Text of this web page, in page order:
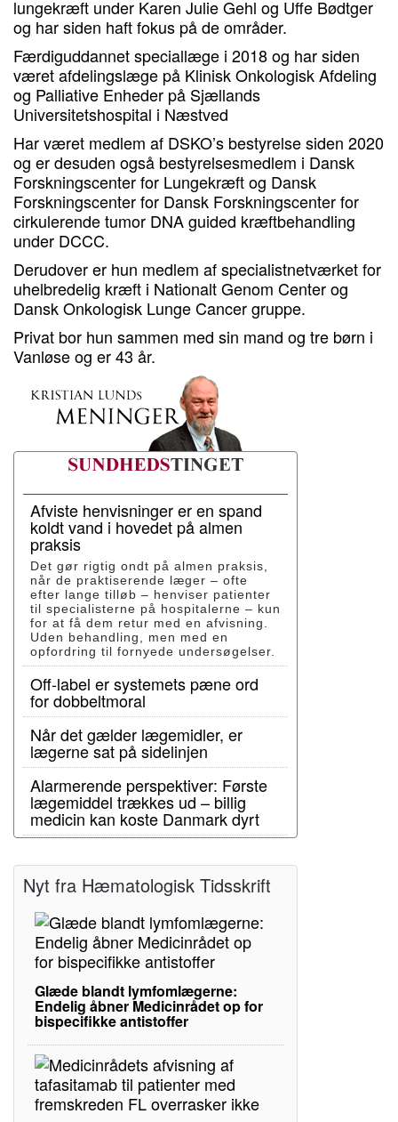
lungekræft under Karen Julie Gehl og Uffe Bødtger
og har siden haft fokus på de områder.
Færdiguddannet speciallæge i 2018 og har siden
været afdelingslæge på Klinisk Onkologisk Afdeling
og Palliative Enheder på Sjællands
Universitetshospital i Næstved
Har været medlem af DSKO’s bestyrelse siden 2020
og er desuden også bestyrelsesmedlem i Dansk
Forskningscenter for Lungekræft og Dansk
Forskningscenter for Dansk Forskningscenter for
cirkulerende tumor DNA guided kræftbehandling
under DCCC.
Derudover er hun medlem af specialistnetværket for
uhelbredelig kræft i Nationalt Genom Center og
Dansk Onkologisk Lunge Cancer gruppe.
Privat bor hun sammen med sin mand og tre børn i
Vanløse og er 43 år.
Afviste henvisninger er en spand
koldt vand i hovedet på almen
praksis
Det gør rigtig ondt på almen praksis,
når de praktiserende læger – ofte
efter lange tilløb – henviser patienter
til specialisterne på hospitalerne – kun
for at få dem retur med en afvisning.
Uden behandling, men med en
opfordring til fornyede undersøgelser.
Off-label er systemets pæne ord
for dobbeltmoral
Når det gælder lægemidler, er
lægerne sat på sidelinjen
Alarmerende perspektiver: Første
lægemiddel trækkes ud – billig
medicin kan koste Danmark dyrt
Nyt fra Hæmatologisk Tidsskrift
Glæde blandt lymfomlægerne:
Endelig åbner Medicinrådet op for
bispecifikke antistoffer